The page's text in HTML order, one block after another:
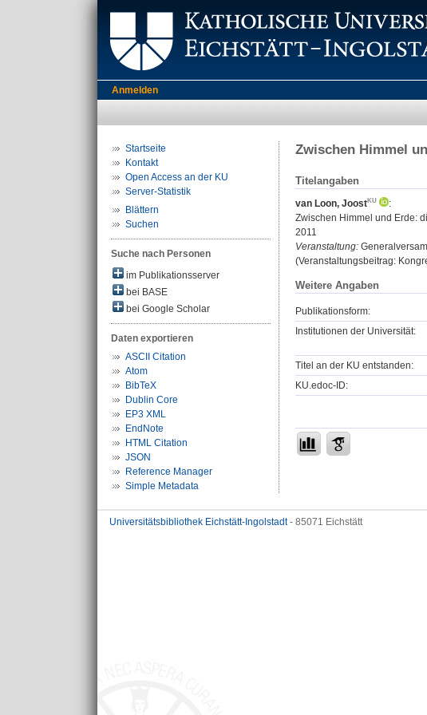
Anmelden
Startseite
Kontakt
Open Access an der KU
Server-Statistik
Blättern
Suchen
Suche nach Personen
im Publikationsserver
bei BASE
bei Google Scholar
Daten exportieren
ASCII Citation
Atom
BibTeX
Dublin Core
EP3 XML
EndNote
HTML Citation
JSON
Reference Manager
Simple Metadata
Zwischen Himmel
Titelangaben
van Loon, Joost
:
Zwischen Himmel und Erde:
2011
Veranstaltung:
(Veranstaltungsbeitrag:
Weitere Angaben
Publikationsform:
Institutionen der Universität:
Titel an der KU entstanden:
KU.edoc-ID:
Universitätsbibliothek Eichstätt-Ingolstadt- 85071 Eichstätt